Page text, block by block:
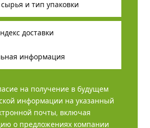
на получение в будущем
информации на указанный
почты, включая
о предложениях компании